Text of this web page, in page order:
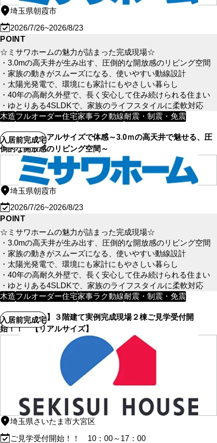
埼玉県朝霞市
2026/7/26~2026/8/23
POINT
☆ミサワホームの魅力が詰まった完成現場☆
・3.0mの高天井が生み出す、圧倒的な開放感のリビング空間
・家族の動きがスムーズになる、使いやすい動線設計
・太陽光発電で、環境にも家計にもやさしい暮らし
・40年の高耐久外壁で、長く安心して住み続けられる住まい
・ゆとりある4SLDKで、家族のライフスタイルに柔軟対応
木造フルオーダー住宅家事ラク動線耐震・制震・免震
入居前完成宅
【朝霞市】リアルサイズで体感～3.0ｍの高天井で魅せる、圧
倒的な開放感のリビング空間～
埼玉県朝霞市
2026/7/26~2026/8/23
POINT
☆ミサワホームの魅力が詰まった完成現場☆
・3.0mの高天井が生み出す、圧倒的な開放感のリビング空間
・家族の動きがスムーズになる、使いやすい動線設計
・太陽光発電で、環境にも家計にもやさしい暮らし
・40年の高耐久外壁で、長く安心して住み続けられる住まい
・ゆとりある4SLDKで、家族のライフスタイルに柔軟対応
木造フルオーダー住宅家事ラク動線耐震・制震・免震
入居前完成宅
【積水ハウス】３階建て実例完成現場２棟ご見学受付開
始！！ 【リアルサイズ】
埼玉県さいたま市大宮区
ご見学受付開始！！ 10：00～17：00